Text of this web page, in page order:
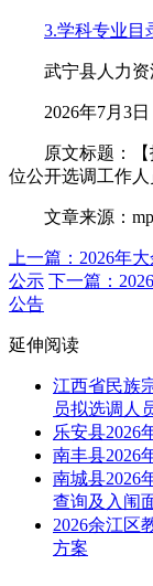
3.学科专业目
武宁县人力资
2026年7月3日
原文标题：【
位公开选调工作
文章来源：
上一篇：2026年
公示 下一篇：
公告
延伸阅读
江西省民族
员拟选调人
乐安县2026
南丰县2026
南城县2026
查询及入闱
2026余江区
方案